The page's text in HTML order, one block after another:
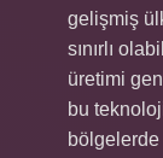
gelişmiş
sınırlı
üretimi
bu